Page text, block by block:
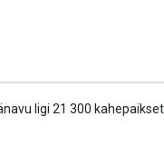
ligi 21 300 kahepaikset